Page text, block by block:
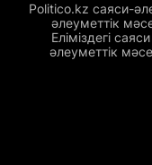
Politico.kz саяси-
әлеуметтік
Еліміздегі
әлеуметтік